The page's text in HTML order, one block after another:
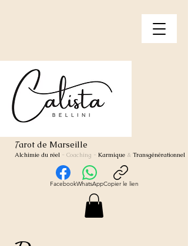
Tarot de Marseille
Alchimie du réel - Coaching - Karmique & Transgénérationnel
FacebookWhatsAppCopier le lien